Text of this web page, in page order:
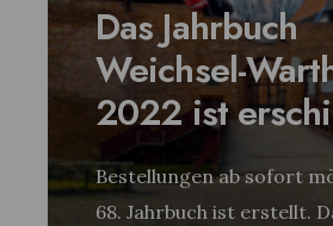
Das Jahrbuch
Weichsel-
2022 ist
Bestellungen ab sofort
68. Jahrbuch ist erstellt.